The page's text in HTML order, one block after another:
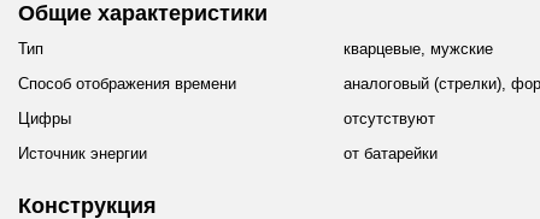
Общие характеристики
Тип
кварцевые, мужские
Способ отображения времени
аналоговый (стрелки),
Цифры
отсутствуют
Источник энергии
от батарейки
Конструкция